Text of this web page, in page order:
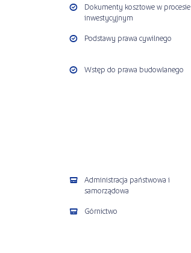
Dokumenty kosztowe w procesie
inwestycyjnym
Podstawy prawa cywilnego
Wstęp do prawa budowlanego
Administracja państwowa i
samorządowa
Górnictwo